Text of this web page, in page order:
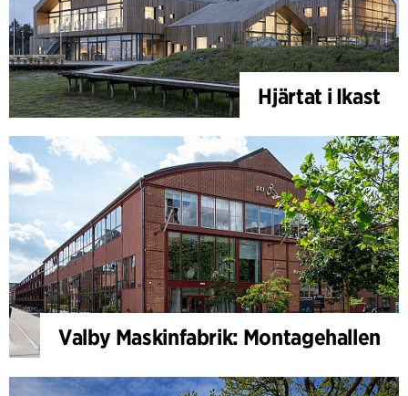
Hjärtat i Ikast
Valby Maskinfabrik: Montagehallen